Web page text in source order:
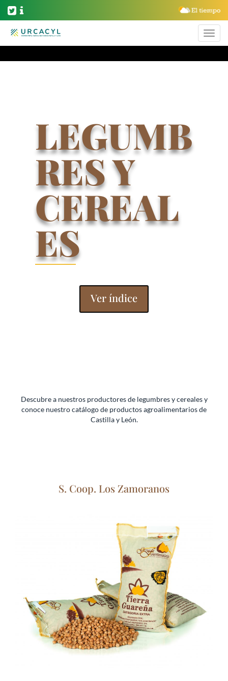
LEGUMB
RES Y
CEREAL
ES
Ver índice
Descubre a nuestros productores de legumbres y cereales y
conoce nuestro catálogo de productos agroalimentarios de
Castilla y León.
S. Coop. Los Zamoranos